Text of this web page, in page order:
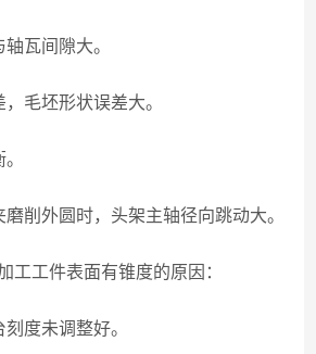
瓦间隙大。
毛坯形状误差大。
外圆时，头架主轴径向跳动大。
工件表面有锥度的原因：
度未调整好。